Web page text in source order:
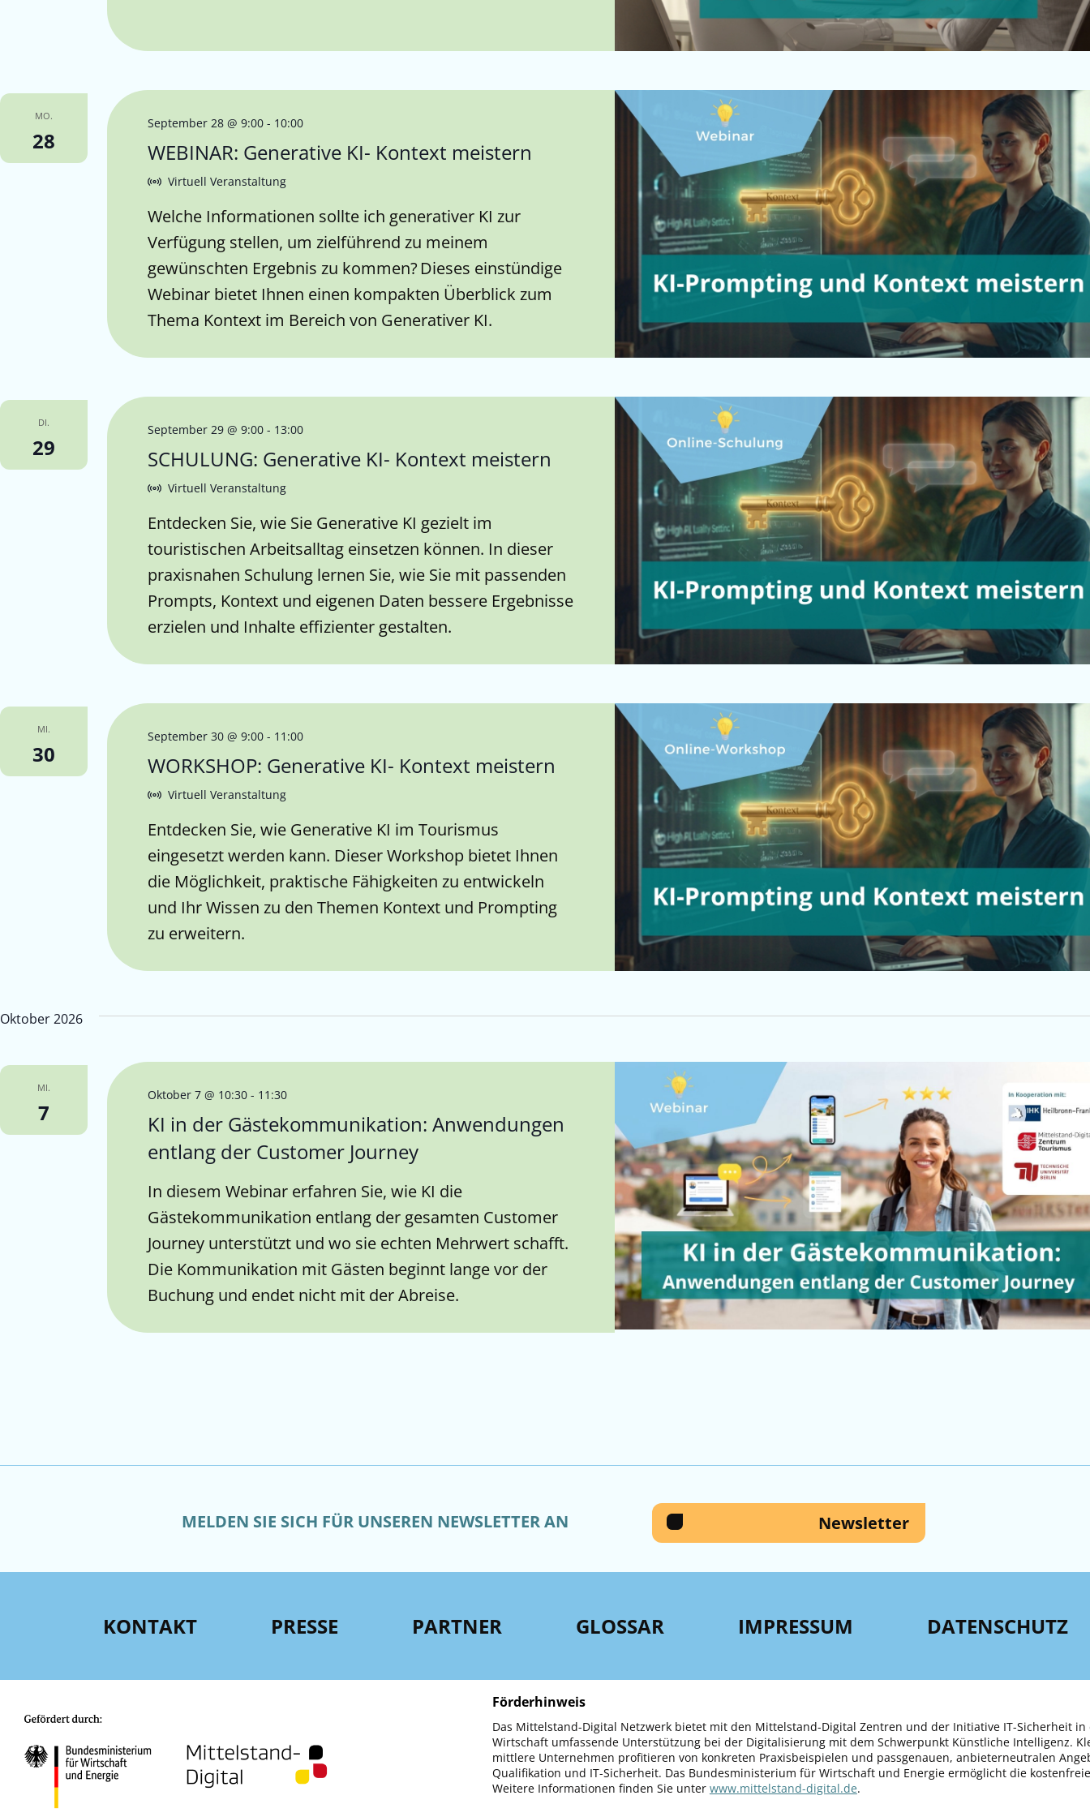
MO.
28 WEBINAR: Generative KI- Kontext meistern
September 28 @ 9:00 - 10:00
Virtuell Veranstaltung
Welche Informationen sollte ich generativer KI zur
Verfügung stellen, um zielführend zu meinem
gewünschten Ergebnis zu kommen? Dieses einstündige
Webinar bietet Ihnen einen kompakten Überblick zum
Thema Kontext im Bereich von Generativer KI.
DI.
29 SCHULUNG: Generative KI- Kontext meistern
September 29 @ 9:00 - 13:00
Virtuell Veranstaltung
Entdecken Sie, wie Sie Generative KI gezielt im
touristischen Arbeitsalltag einsetzen können. In dieser
praxisnahen Schulung lernen Sie, wie Sie mit passenden
Prompts, Kontext und eigenen Daten bessere Ergebnisse
erzielen und Inhalte effizienter gestalten.
MI.
30 WORKSHOP: Generative KI- Kontext meistern
September 30 @ 9:00 - 11:00
Virtuell Veranstaltung
Entdecken Sie, wie Generative KI im Tourismus
eingesetzt werden kann. Dieser Workshop bietet Ihnen
die Möglichkeit, praktische Fähigkeiten zu entwickeln
und Ihr Wissen zu den Themen Kontext und Prompting
zu erweitern.
Oktober 2026
MI.
7
KI in der Gästekommunikation: Anwendungen
entlang der Customer Journey
Oktober 7 @ 10:30 - 11:30
In diesem Webinar erfahren Sie, wie KI die
Gästekommunikation entlang der gesamten Customer
Journey unterstützt und wo sie echten Mehrwert schafft.
Die Kommunikation mit Gästen beginnt lange vor der
Buchung und endet nicht mit der Abreise.
MELDEN SIE SICH FÜR UNSEREN NEWSLETTER AN Newsletter
KONTAKT PRESSE PARTNER GLOSSAR IMPRESSUM DATENSCHUTZ
Förderhinweis
Das Mittelstand-Digital Netzwerk bietet mit den Mittelstand-Digital Zentren und der Initiative IT-Sicherheit in
Wirtschaft umfassende Unterstützung bei der Digitalisierung mit dem Schwerpunkt Künstliche Intelligenz.
mittlere Unternehmen profitieren von konkreten Praxisbeispielen und passgenauen, anbieterneutralen
Qualifikation und IT-Sicherheit. Das Bundesministerium für Wirtschaft und Energie ermöglicht die
Weitere Informationen finden Sie unter www.mittelstand-digital.de.